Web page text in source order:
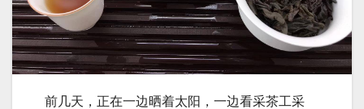
前几天，正在一边晒着太阳，一边看采茶工采